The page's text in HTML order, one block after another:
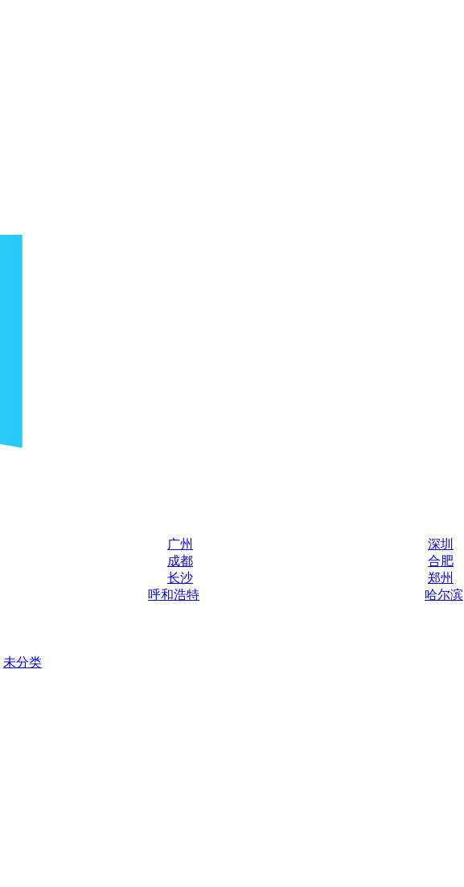
广州 深圳
成都 合肥
长沙 郑州
呼和浩特 哈尔滨
未分类